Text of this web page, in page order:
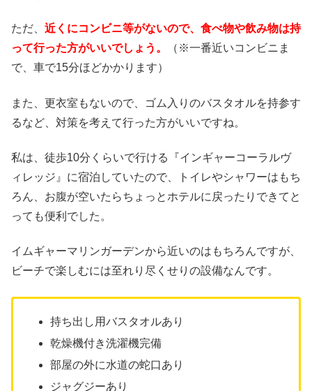
ただ、 近くにコンビニ等がないので、食べ物や飲み物は持
って行った方がいいでしょう。
（※一番近いコンビニま
で、車で15分ほどかかります）
また、更衣室もないので、ゴム入りのバスタオルを持参す
るなど、対策を考えて行った方がいいですね。
私は、徒歩10分くらいで行ける『インギャーコーラルヴ
ィレッジ』に宿泊していたので、トイレやシャワーはもち
ろん、お腹が空いたらちょっとホテルに戻ったりできてと
っても便利でした。
イムギャーマリンガーデンから近いのはもちろんですが、
ビーチで楽しむには至れり尽くせりの設備なんです。
持ち出し用バスタオルあり
乾燥機付き洗濯機完備
部屋の外に水道の蛇口あり
ジャグジーあり